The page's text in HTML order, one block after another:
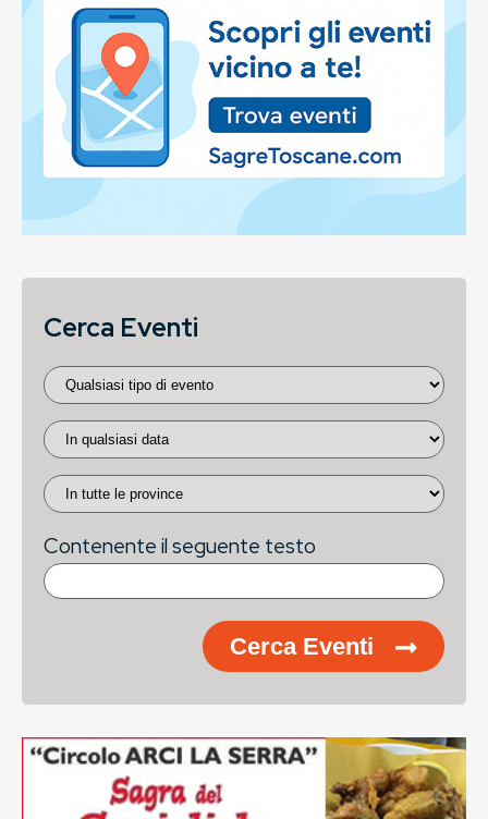
Cerca Eventi
Contenente il seguente testo
Cerca Eventi